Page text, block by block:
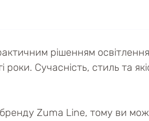
рішенням
Сучасність, стиль та
Zuma Line, тому ви